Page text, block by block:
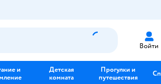
Войти
и
Детская
комната
Прогулки и
путешествия